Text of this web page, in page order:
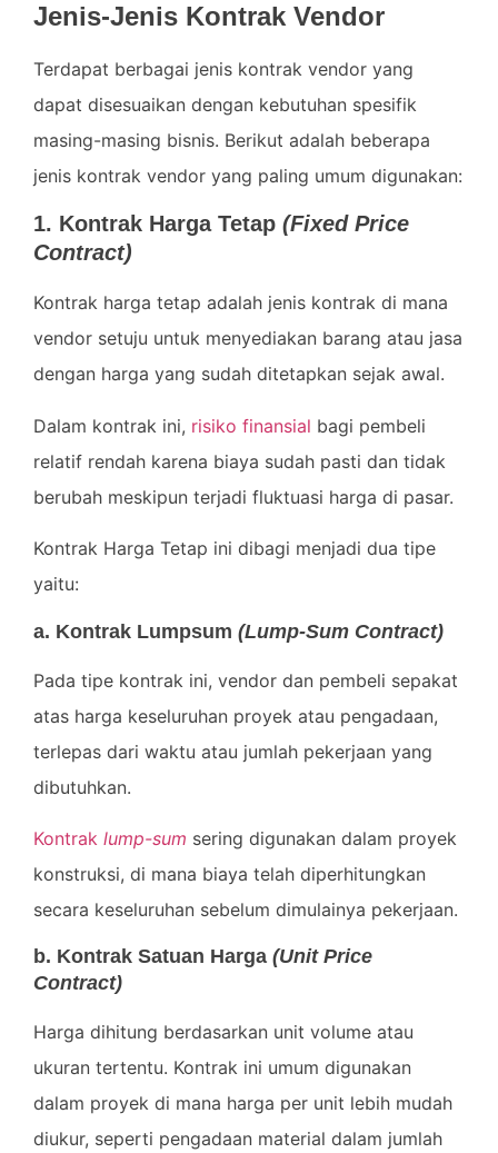
Jenis-Jenis Kontrak Vendor
Terdapat berbagai jenis kontrak vendor yang
dapat disesuaikan dengan kebutuhan spesifik
masing-masing bisnis. Berikut adalah beberapa
jenis kontrak vendor yang paling umum digunakan:
1. Kontrak Harga Tetap (Fixed Price
Contract)
Kontrak harga tetap adalah jenis kontrak di mana
vendor setuju untuk menyediakan barang atau jasa
dengan harga yang sudah ditetapkan sejak awal.
Dalam kontrak ini, risiko finansial bagi pembeli
relatif rendah karena biaya sudah pasti dan tidak
berubah meskipun terjadi fluktuasi harga di pasar.
Kontrak Harga Tetap ini dibagi menjadi dua tipe
yaitu:
a. Kontrak Lumpsum (Lump-Sum Contract)
Pada tipe kontrak ini, vendor dan pembeli sepakat
atas harga keseluruhan proyek atau pengadaan,
terlepas dari waktu atau jumlah pekerjaan yang
dibutuhkan.
Kontrak lump-sum sering digunakan dalam proyek
konstruksi, di mana biaya telah diperhitungkan
secara keseluruhan sebelum dimulainya pekerjaan.
b. Kontrak Satuan Harga (Unit Price
Contract)
Harga dihitung berdasarkan unit volume atau
ukuran tertentu. Kontrak ini umum digunakan
dalam proyek di mana harga per unit lebih mudah
diukur, seperti pengadaan material dalam jumlah